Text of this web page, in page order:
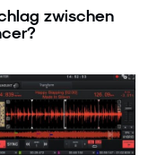
zwischen